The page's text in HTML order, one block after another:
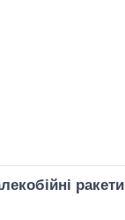
ракети